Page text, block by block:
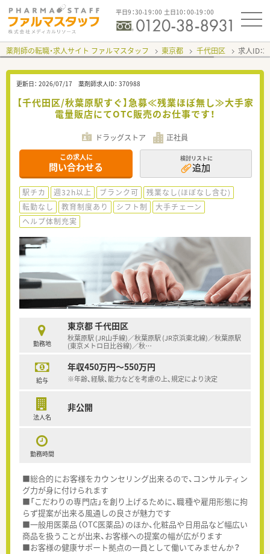
平日9：30-19：00 土日10：00-19：00
薬剤師の転職・求人サイト ファルマスタッフ 東京都 千代田区 求人ID：
更新日： 2026/07/17 薬剤師求人ID： 370988
【千代田区/秋葉原駅すぐ】急募≪残業ほぼ無し≫大手家
電量販店にてOTC販売のお仕事です！
ドラッグストア 正社員
この求人に
問い合わせる
検討リストに
追加
駅チカ 週32h以上 ブランク可
残業なし(ほぼなし含む)
転勤なし
教育制度あり シフト制
大手チェーン
ヘルプ体制充実
勤務地
東京都 千代田区
秋葉原駅 (JR山手線)／秋葉原駅 (JR京浜東北線)／秋葉原駅
(東京メトロ日比谷線)／秋…
給与
年収450万円～550万円
※年齢、経験、能力などを考慮の上、規定により決定
法人名
非公開
勤務時間
■総合的にお客様をカウンセリング出来るので、コンサルティン
グ力が身に付けられます
■「こだわりの専門店」を創り上げるために、職種や雇用形態に拘
らず提案が出来る風通しの良さが魅力です
■一般用医薬品（OTC医薬品）のほか、化粧品や日用品など幅広い
商品を扱うことが出来、お客様への提案の幅が広がります
■お客様の健康サポート拠点の一員として働いてみませんか？